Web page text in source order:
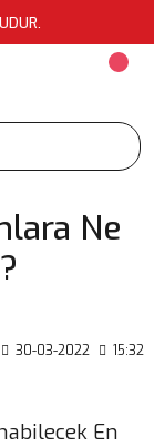
Ne
30-03-2022 15:32
En